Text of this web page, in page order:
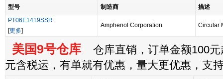
型号 制造商
描述
PT06E1419SSR
[更多]
Amphenol Corporation Circular
美国9号仓库 仓库直销，订单金额100元
元含税运，有单就有优惠，量大更优惠，支